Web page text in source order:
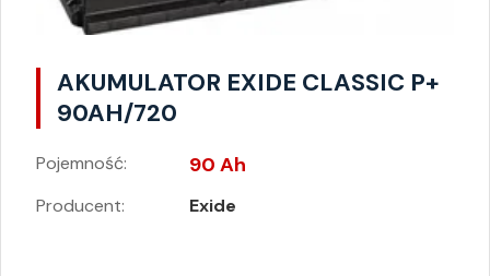
AKUMULATOR EXIDE CLASSIC P+
90AH/720
Pojemność: 90 Ah
Producent: Exide